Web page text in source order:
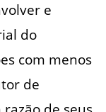
e
do
com menos
de